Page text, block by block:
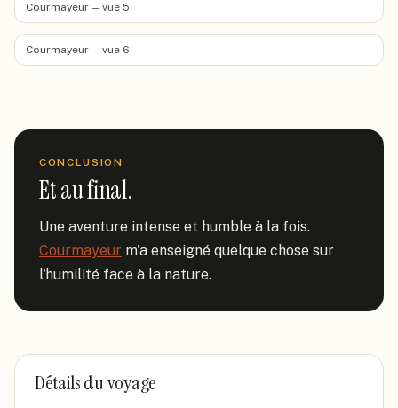
Courmayeur — vue 5
Courmayeur — vue 6
CONCLUSION
Et au final.
Courmayeur m'a enseigné quelque chose sur
l'humilité face à la nature.
Détails du voyage